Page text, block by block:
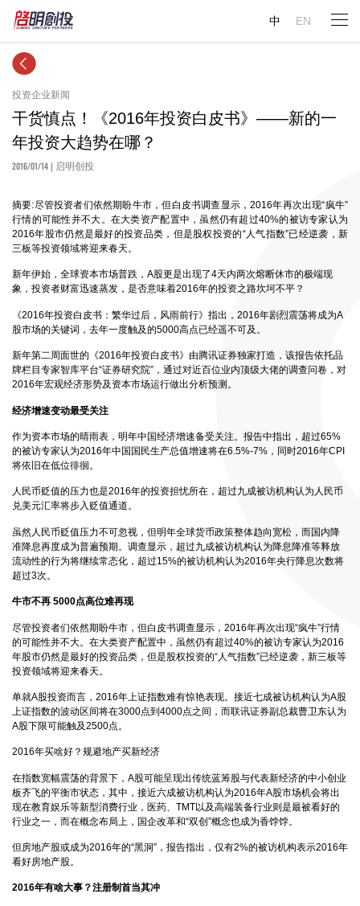
中 EN
投资企业新闻
干货慎点！《2016年投资白皮书》——新的一
年投资大趋势在哪？
2016/01/14 | 启明创投
摘要:尽管投资者们依然期盼牛市，但白皮书调查显示，2016年再次出现“疯牛”
行情的可能性并不大。在大类资产配置中，虽然仍有超过40%的被访专家认为
2016年股市仍然是最好的投资品类，但是股权投资的“人气指数”已经逆袭，新
三板等投资领域将迎来春天。
新年伊始，全球资本市场普跌，A股更是出现了4天内两次熔断休市的极端现
象，投资者财富迅速蒸发，是否意味着2016年的投资之路坎坷不平？
《2016年投资白皮书：繁华过后，风雨前行》指出，2016年剧烈震荡将成为A
股市场的关键词，去年一度触及的5000高点已经遥不可及。
新年第二周面世的《2016年投资白皮书》由腾讯证券独家打造，该报告依托品
牌栏目专家智库平台“证券研究院”，通过对近百位业内顶级大佬的调查问卷，对
2016年宏观经济形势及资本市场运行做出分析预测。
经济增速变动最受关注
作为资本市场的晴雨表，明年中国经济增速备受关注。报告中指出，超过65%
的被访专家认为2016年中国国民生产总值增速将在6.5%-7%，同时2016年CPI
将依旧在低位徘徊。
人民币贬值的压力也是2016年的投资担忧所在，超过九成被访机构认为人民币
兑美元汇率将步入贬值通道。
虽然人民币贬值压力不可忽视，但明年全球货币政策整体趋向宽松，而国内降
准降息再度成为普遍预期。调查显示，超过九成被访机构认为降息降准等释放
流动性的行为将继续常态化，超过15%的被访机构认为2016年央行降息次数将
超过3次。
牛市不再 5000点高位难再现
尽管投资者们依然期盼牛市，但白皮书调查显示，2016年再次出现“疯牛”行情
的可能性并不大。在大类资产配置中，虽然仍有超过40%的被访专家认为2016
年股市仍然是最好的投资品类，但是股权投资的“人气指数”已经逆袭，新三板等
投资领域将迎来春天。
单就A股投资而言，2016年上证指数难有惊艳表现。接近七成被访机构认为A股
上证指数的波动区间将在3000点到4000点之间，而联讯证券副总裁曹卫东认为
A股下限可能触及2500点。
2016年买啥好？规避地产买新经济
在指数宽幅震荡的背景下，A股可能呈现出传统蓝筹股与代表新经济的中小创业
板齐飞的平衡市状态，其中，接近六成被访机构认为2016年A股市场机会将出
现在教育娱乐等新型消费行业，医药、TMT以及高端装备行业则是最被看好的
行业之一，而在概念布局上，国企改革和“双创”概念也成为香饽饽。
但房地产股或成为2016年的“黑洞”，报告指出，仅有2%的被访机构表示2016年
看好房地产股。
2016年有啥大事？注册制首当其冲